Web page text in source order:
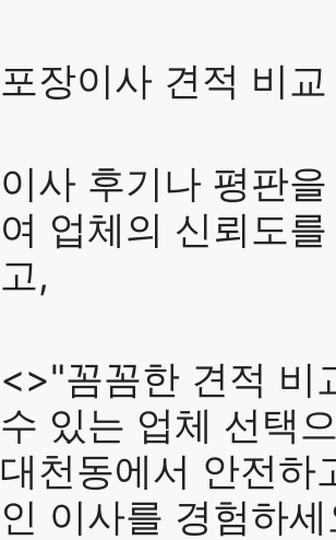
포장이사 견적 비교
이사 후기나 평판
여 업체의 신뢰도
고,
<>"꼼꼼한 견적 비
수 있는 업체 선택
대천동에서 안전하
인 이사를 경험하세